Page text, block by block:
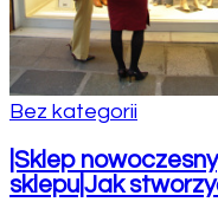
Bez kategorii
|Sklep
sklepu|Jak